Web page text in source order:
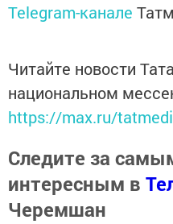
Telegram-канале
Читайте новости
национальном
https://max.ru/
Следите за
интересным в
Черемшан